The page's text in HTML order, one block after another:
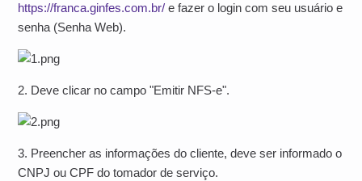
https://franca.ginfes.com.br/ e fazer o login com seu usuário e
senha (Senha Web).
2. Deve clicar no campo "Emitir NFS-e".
3. Preencher as informações do cliente, deve ser informado o
CNPJ ou CPF do tomador de serviço.